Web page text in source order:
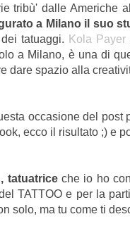
tribù' dalle Americhe
a Milano il suo
tatuaggi. Kola Payer
a Milano, è una di
dare spazio alla
occasione del
ecco il risultato ;) e
tatuatrice che io ho
TATTOO e per la
solo, ma tu come ti